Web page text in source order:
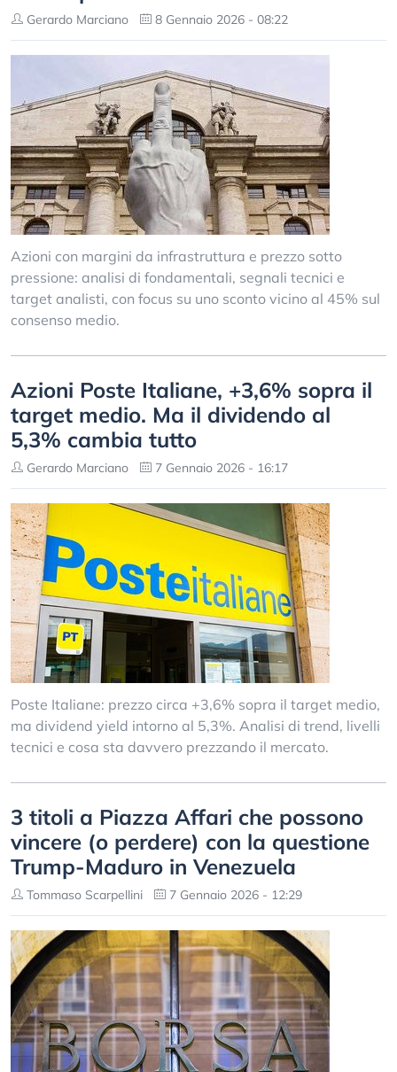
Gerardo Marciano 8 Gennaio 2026 - 08:22
Azioni con margini da infrastruttura e prezzo sotto
pressione: analisi di fondamentali, segnali tecnici e
target analisti, con focus su uno sconto vicino al 45% sul
consenso medio.
Azioni Poste Italiane, +3,6% sopra il
target medio. Ma il dividendo al
5,3% cambia tutto
Gerardo Marciano 7 Gennaio 2026 - 16:17
Poste Italiane: prezzo circa +3,6% sopra il target medio,
ma dividend yield intorno al 5,3%. Analisi di trend, livelli
tecnici e cosa sta davvero prezzando il mercato.
3 titoli a Piazza Affari che possono
vincere (o perdere) con la questione
Trump-Maduro in Venezuela
Tommaso Scarpellini 7 Gennaio 2026 - 12:29